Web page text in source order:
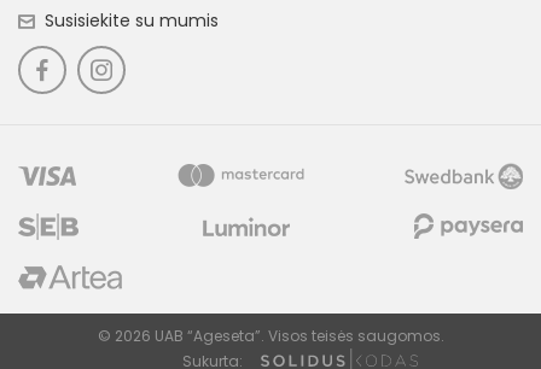
Susisiekite su mumis
© 2026 UAB “Ageseta”. Visos teisės saugomos.
Sukurta: